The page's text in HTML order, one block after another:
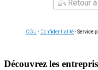
Retour
CGU - Confidentialité- Service
Découvrez les